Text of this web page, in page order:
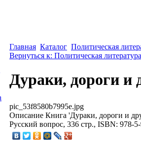
Главная Каталог Политическая
Вернуться к: Политическая литература
Дураки, дороги и
pic_53f8580b7995e.jpg
Описание Книга 'Дураки, дороги и
Русский вопрос, 336 стр., ISBN: 978-